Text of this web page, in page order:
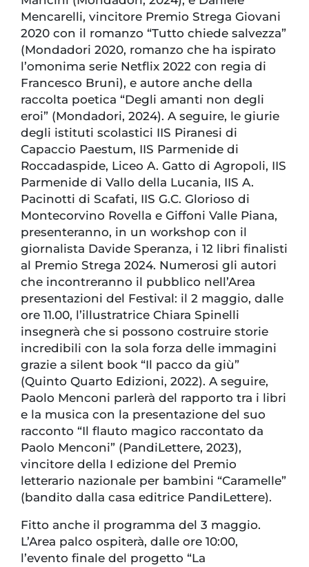
Mencarelli, vincitore Premio Strega Giovani
2020 con il romanzo “Tutto chiede salvezza”
(Mondadori 2020, romanzo che ha ispirato
l’omonima serie Netflix 2022 con regia di
Francesco Bruni), e autore anche della
raccolta poetica “Degli amanti non degli
eroi” (Mondadori, 2024). A seguire, le giurie
degli istituti scolastici IIS Piranesi di
Capaccio Paestum, IIS Parmenide di
Roccadaspide, Liceo A. Gatto di Agropoli, IIS
Parmenide di Vallo della Lucania, IIS A.
Pacinotti di Scafati, IIS G.C. Glorioso di
Montecorvino Rovella e Giffoni Valle Piana,
presenteranno, in un workshop con il
giornalista Davide Speranza, i 12 libri finalisti
al Premio Strega 2024. Numerosi gli autori
che incontreranno il pubblico nell’Area
presentazioni del Festival: il 2 maggio, dalle
ore 11.00, l’illustratrice Chiara Spinelli
insegnerà che si possono costruire storie
incredibili con la sola forza delle immagini
grazie a silent book “Il pacco da giù”
(Quinto Quarto Edizioni, 2022). A seguire,
Paolo Menconi parlerà del rapporto tra i libri
e la musica con la presentazione del suo
racconto “Il flauto magico raccontato da
Paolo Menconi” (PandiLettere, 2023),
vincitore della I edizione del Premio
letterario nazionale per bambini “Caramelle”
(bandito dalla casa editrice PandiLettere).
Fitto anche il programma del 3 maggio.
L’Area palco ospiterà, dalle ore 10:00,
l’evento finale del progetto “La